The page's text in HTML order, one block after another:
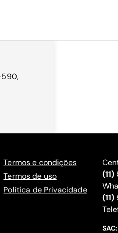
590,
Termos e condições
Termos de uso
Política de Privacidade
SAC: